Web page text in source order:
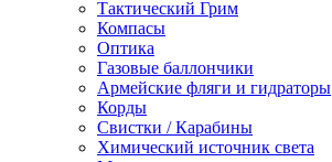
Тактический Грим
Компасы
Оптика
Газовые баллончики
Армейские фляги и гидраторы
Корды
Свистки / Карабины
Химический источник света